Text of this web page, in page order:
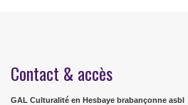
Contact & accès
GAL Culturalité en Hesbaye brabançonne asbl